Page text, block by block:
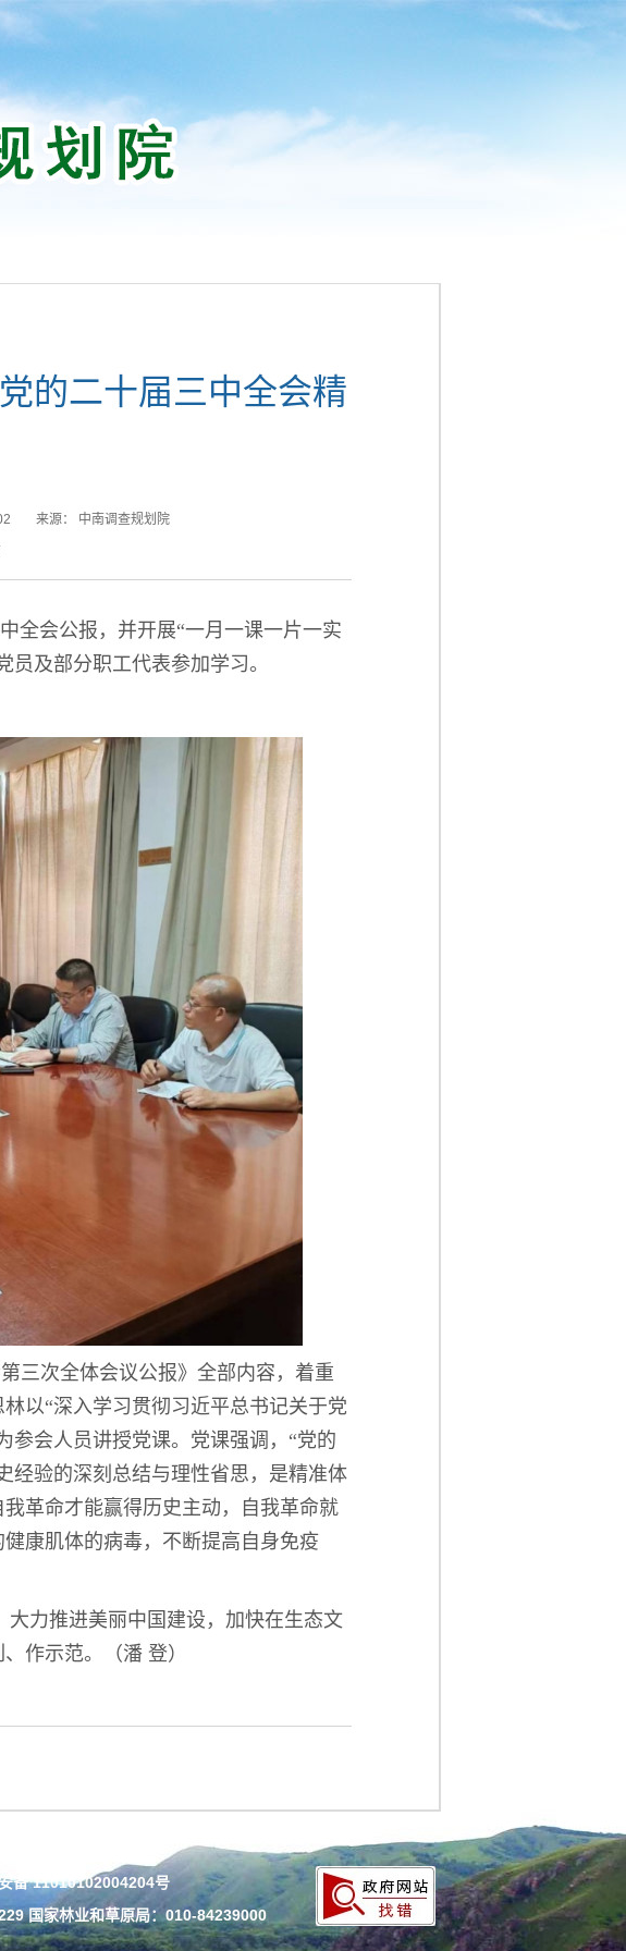
的二十届三中全会精
来源： 中南调查规划院
全会公报，并开展“一月一课一片一实
及部分职工代表参加学习。
三次全体会议公报》全部内容，着重
林以“深入学习贯彻习近平总书记关于党
参会人员讲授党课。党课强调，“党的
经验的深刻总结与理性省思，是精准体
革命才能赢得历史主动，自我革命就
康肌体的病毒，不断提高自身免疫
力推进美丽中国建设，加快在生态文
作示范。（潘 登）
备 11010102004204号
国家林业和草原局：010-84239000